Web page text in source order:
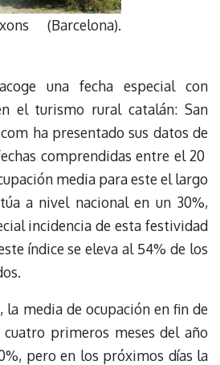
(Barcelona).
una fecha especial con
el turismo rural catalán: San
ha presentado sus datos de
comprendidas entre el 20
media para este el largo
a nivel nacional en un 30%,
incidencia de esta festividad
índice se eleva al 54% de los
la media de ocupación en fin de
primeros meses del año
pero en los próximos días la